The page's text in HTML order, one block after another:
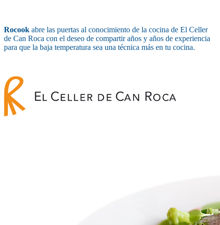
Rocook abre las puertas al conocimiento de la cocina de El Celler
de Can Roca con el deseo de compartir años y años de experiencia
para que la baja temperatura sea una técnica más en tu cocina.